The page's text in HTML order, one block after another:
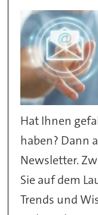
Hat Ihnen
haben? Dann
Newsletter.
Sie auf dem
Trends und